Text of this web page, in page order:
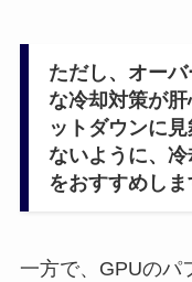
ただし、オー
な冷却対策が
ットダウンに
ないように、
をおすすめしま
一方で、GPUのパ